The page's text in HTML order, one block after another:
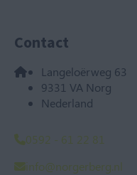
Contact
Langeloërweg 63
9331 VA Norg
Nederland
0592 - 61 22 81
info@norgerberg.nl